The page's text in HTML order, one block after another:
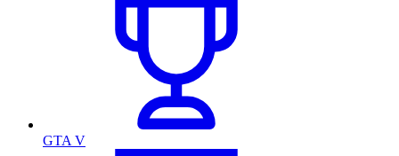
GTA V